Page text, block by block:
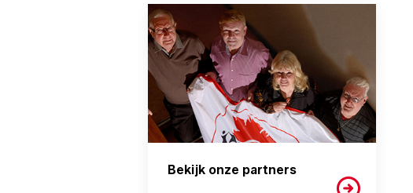
Bekijk onze partners